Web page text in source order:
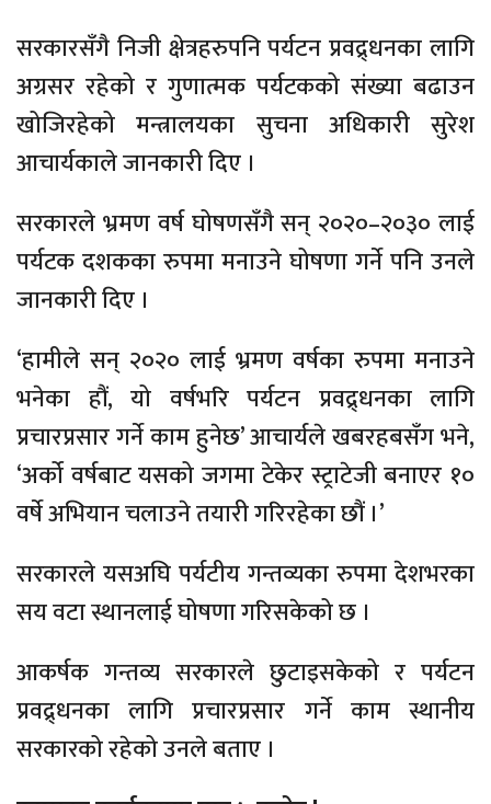
सरकारसँगै निजी क्षेत्रहरुपनि पर्यटन प्रवद्र्धनका लागि
अग्रसर रहेको र गुणात्मक पर्यटकको संख्या बढाउन
खोजिरहेको मन्त्रालयका सुचना अधिकारी सुरेश
आचार्यकाले जानकारी दिए ।
सरकारले भ्रमण वर्ष घोषणसँगै सन् २०२०–२०३० लाई
पर्यटक दशकका रुपमा मनाउने घोषणा गर्ने पनि उनले
जानकारी दिए ।
‘हामीले सन् २०२० लाई भ्रमण वर्षका रुपमा मनाउने
भनेका हौं, यो वर्षभरि पर्यटन प्रवद्र्धनका लागि
प्रचारप्रसार गर्ने काम हुनेछ’ आचार्यले खबरहबसँग भने,
‘अर्को वर्षबाट यसको जगमा टेकेर स्ट्राटेजी बनाएर १०
वर्षे अभियान चलाउने तयारी गरिरहेका छौं ।’
सरकारले यसअघि पर्यटीय गन्तव्यका रुपमा देशभरका
सय वटा स्थानलाई घोषणा गरिसकेको छ ।
आकर्षक गन्तव्य सरकारले छुटाइसकेको र पर्यटन
प्रवद्र्धनका लागि प्रचारप्रसार गर्ने काम स्थानीय
सरकारको रहेको उनले बताए ।